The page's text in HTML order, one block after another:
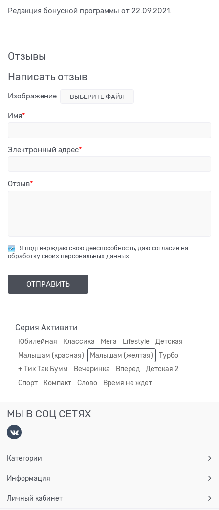
Редакция бонусной программы от 22.09.2021.
Отзывы
Написать отзыв
Изображение ВЫБЕРИТЕ ФАЙЛ
Имя
Электронный адрес
Отзыв
Я подтверждаю свою дееспособность, даю согласие на
обработку своих персональных данных.
Серия Активити
Юбилейная Классика Мега Lifestyle
Детская
Малышам (красная)
Малышам (желтая)
Турбо
+ Тик Так Бумм
Вечеринка Вперед
Детская 2
Спорт
Компакт Слово Время не ждет
МЫ В СОЦ СЕТЯХ
Категории
Информация
Личный кабинет